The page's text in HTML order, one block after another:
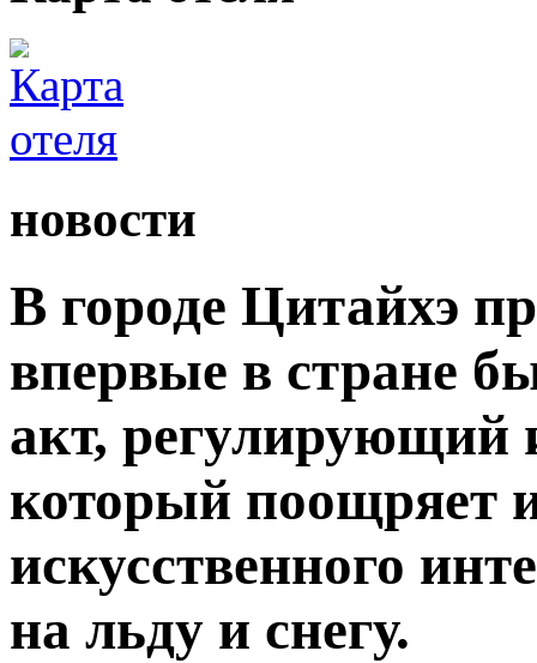
новости
В городе Цитайхэ
впервые в стране
акт, регулирующий
который поощряет
искусственного
на льду и снегу.